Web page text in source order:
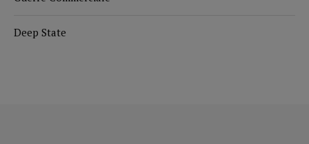
Deep State